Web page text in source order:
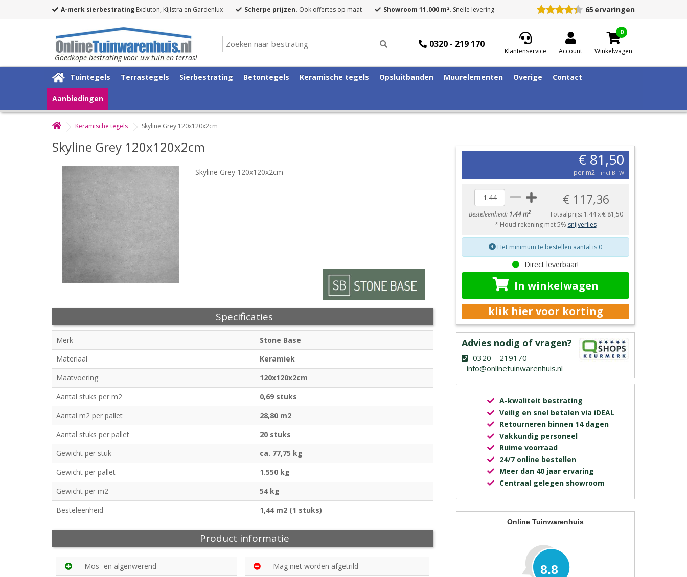
A-merk sierbestrating Excluton, Kijlstra en Gardenlux Scherpe prijzen. Ook offertes op maat Showroom 11.000 m2. Snelle levering 65 ervaringen
Goedkope bestrating voor uw tuin en terras!
0320 - 219 170
Klantenservice Account
0
Winkelwagen
Tuintegels Terrastegels Sierbestrating Betontegels Keramische tegels Opsluitbanden Muurelementen Overige Contact
Aanbiedingen
Keramische tegels Skyline Grey 120x120x2cm
Skyline Grey 120x120x2cm
Skyline Grey 120x120x2cm
Specificaties
Merk
Stone Base
Materiaal
Keramiek
Maatvoering
120x120x2cm
Aantal stuks per m2
0,69 stuks
Aantal m2 per pallet
28,80 m2
Aantal stuks per pallet
20 stuks
Gewicht per stuk
ca. 77,75 kg
Gewicht per pallet
1.550 kg
Gewicht per m2
54 kg
Besteleenheid
1,44 m2 (1 stuks)
Product informatie
Mos- en algenwerend
Mag niet worden afgetrild
€ 81,50
per m2 incl BTW
Besteleenheid: 1.44 m2
€ 117,36
Totaalprijs: 1.44x€ 81,50
* Houd rekening met 5% snijverlies
Het minimum te bestellen aantal is 0
Direct leverbaar!
In winkelwagen
klik hier voor korting
Advies nodig of vragen?
0320 – 219170
info@onlinetuinwarenhuis.nl
A-kwaliteit bestrating
Veilig en snel betalen via iDEAL
Retourneren binnen 14 dagen
Vakkundig personeel
Ruime voorraad
24/7 online bestellen
Meer dan 40 jaar ervaring
Centraal gelegen showroom
Online Tuinwarenhuis
8.8